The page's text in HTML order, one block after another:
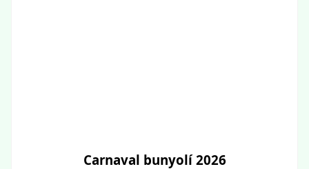
Carnaval bunyolí 2026